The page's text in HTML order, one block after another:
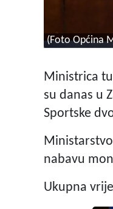
(Foto Općina
Ministrica
su danas u
Sportske
nabavu
Ukupna